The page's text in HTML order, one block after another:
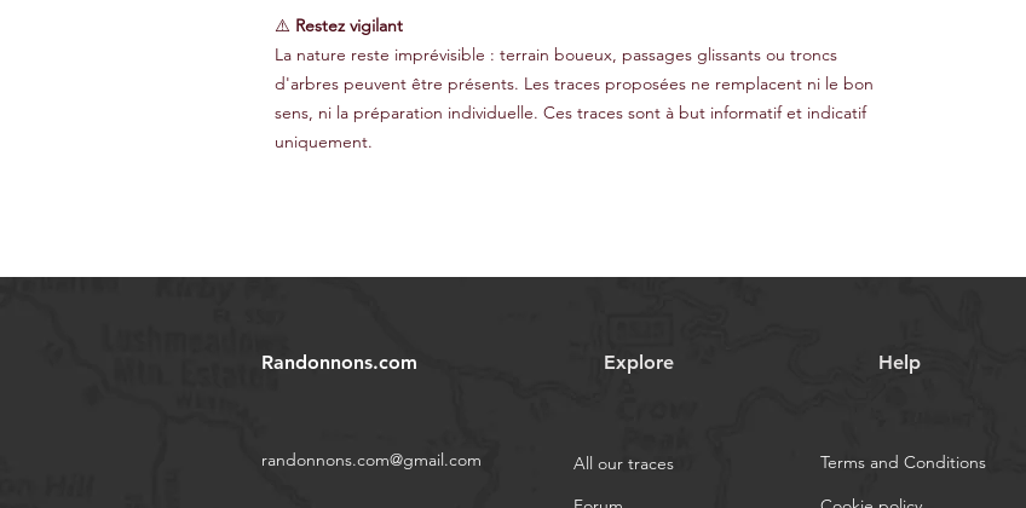
⚠️ Restez vigilant
La nature reste imprévisible : terrain boueux, passages glissants ou troncs
d'arbres peuvent être présents. Les traces proposées ne remplacent ni le bon
sens, ni la préparation individuelle. Ces traces sont à but informatif et indicatif
uniquement.
Randonnons.com
randonnons.com@gmail.com
Explore
All our traces
Help
Terms and Conditions